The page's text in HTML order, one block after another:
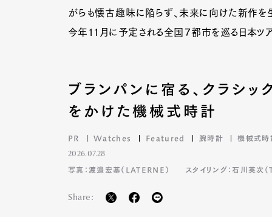
がらも懐古趣味に陥らず、未来に向けた新作
今年11月に予定される全国７都市を巡る日本ツ
ブランパンに宿る、クラシ
をかけた機械式時計
PR Watches Featured 腕時計 機械式時
2026.07.28
写真：渡邉宏基（LATERNE） スタイリング：石川英
Share: